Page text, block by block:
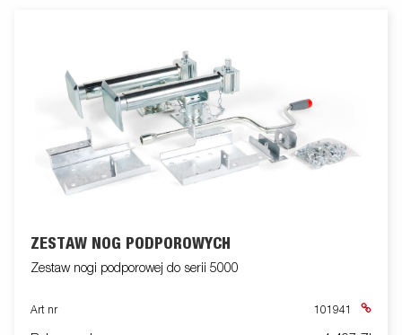
ZESTAW NÓG PODPOROWYCH
Zestaw nogi podporowej do serii 5000
Art nr 101941